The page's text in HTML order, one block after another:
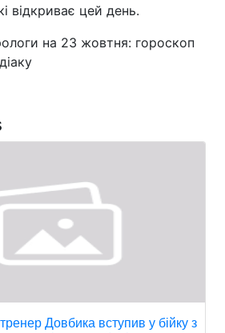
відкриває цей день.
на 23 жовтня: гороскоп
Довбика вступив у бійку з